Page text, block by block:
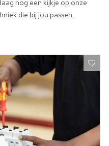
nog een kijkje op onze
die bij jou passen.